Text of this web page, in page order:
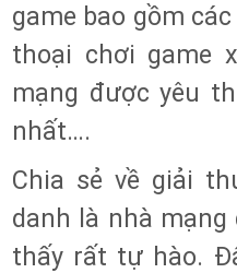
game bao gồm
thoại chơi game
mạng được yêu
nhất….
Chia sẻ về giải
danh là nhà
thấy rất tự hào.